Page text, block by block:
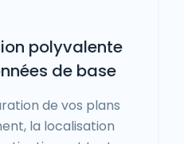
polyvalente
de base
de vos plans
la localisation